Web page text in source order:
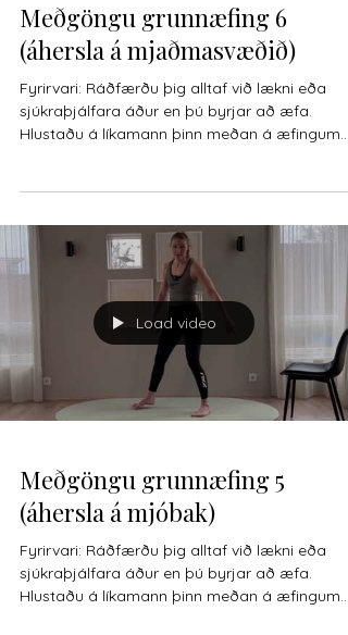
Meðgöngu grunnæfing 6
(áhersla á mjaðmasvæðið)
Fyrirvari: Ráðfærðu þig alltaf við lækni eða
sjúkraþjálfara áður en þú byrjar að æfa.
Hlustaðu á líkamann þinn meðan á æfingum
Load video
Meðgöngu grunnæfing 5
(áhersla á mjóbak)
Fyrirvari: Ráðfærðu þig alltaf við lækni eða
sjúkraþjálfara áður en þú byrjar að æfa.
Hlustaðu á líkamann þinn meðan á æfingum